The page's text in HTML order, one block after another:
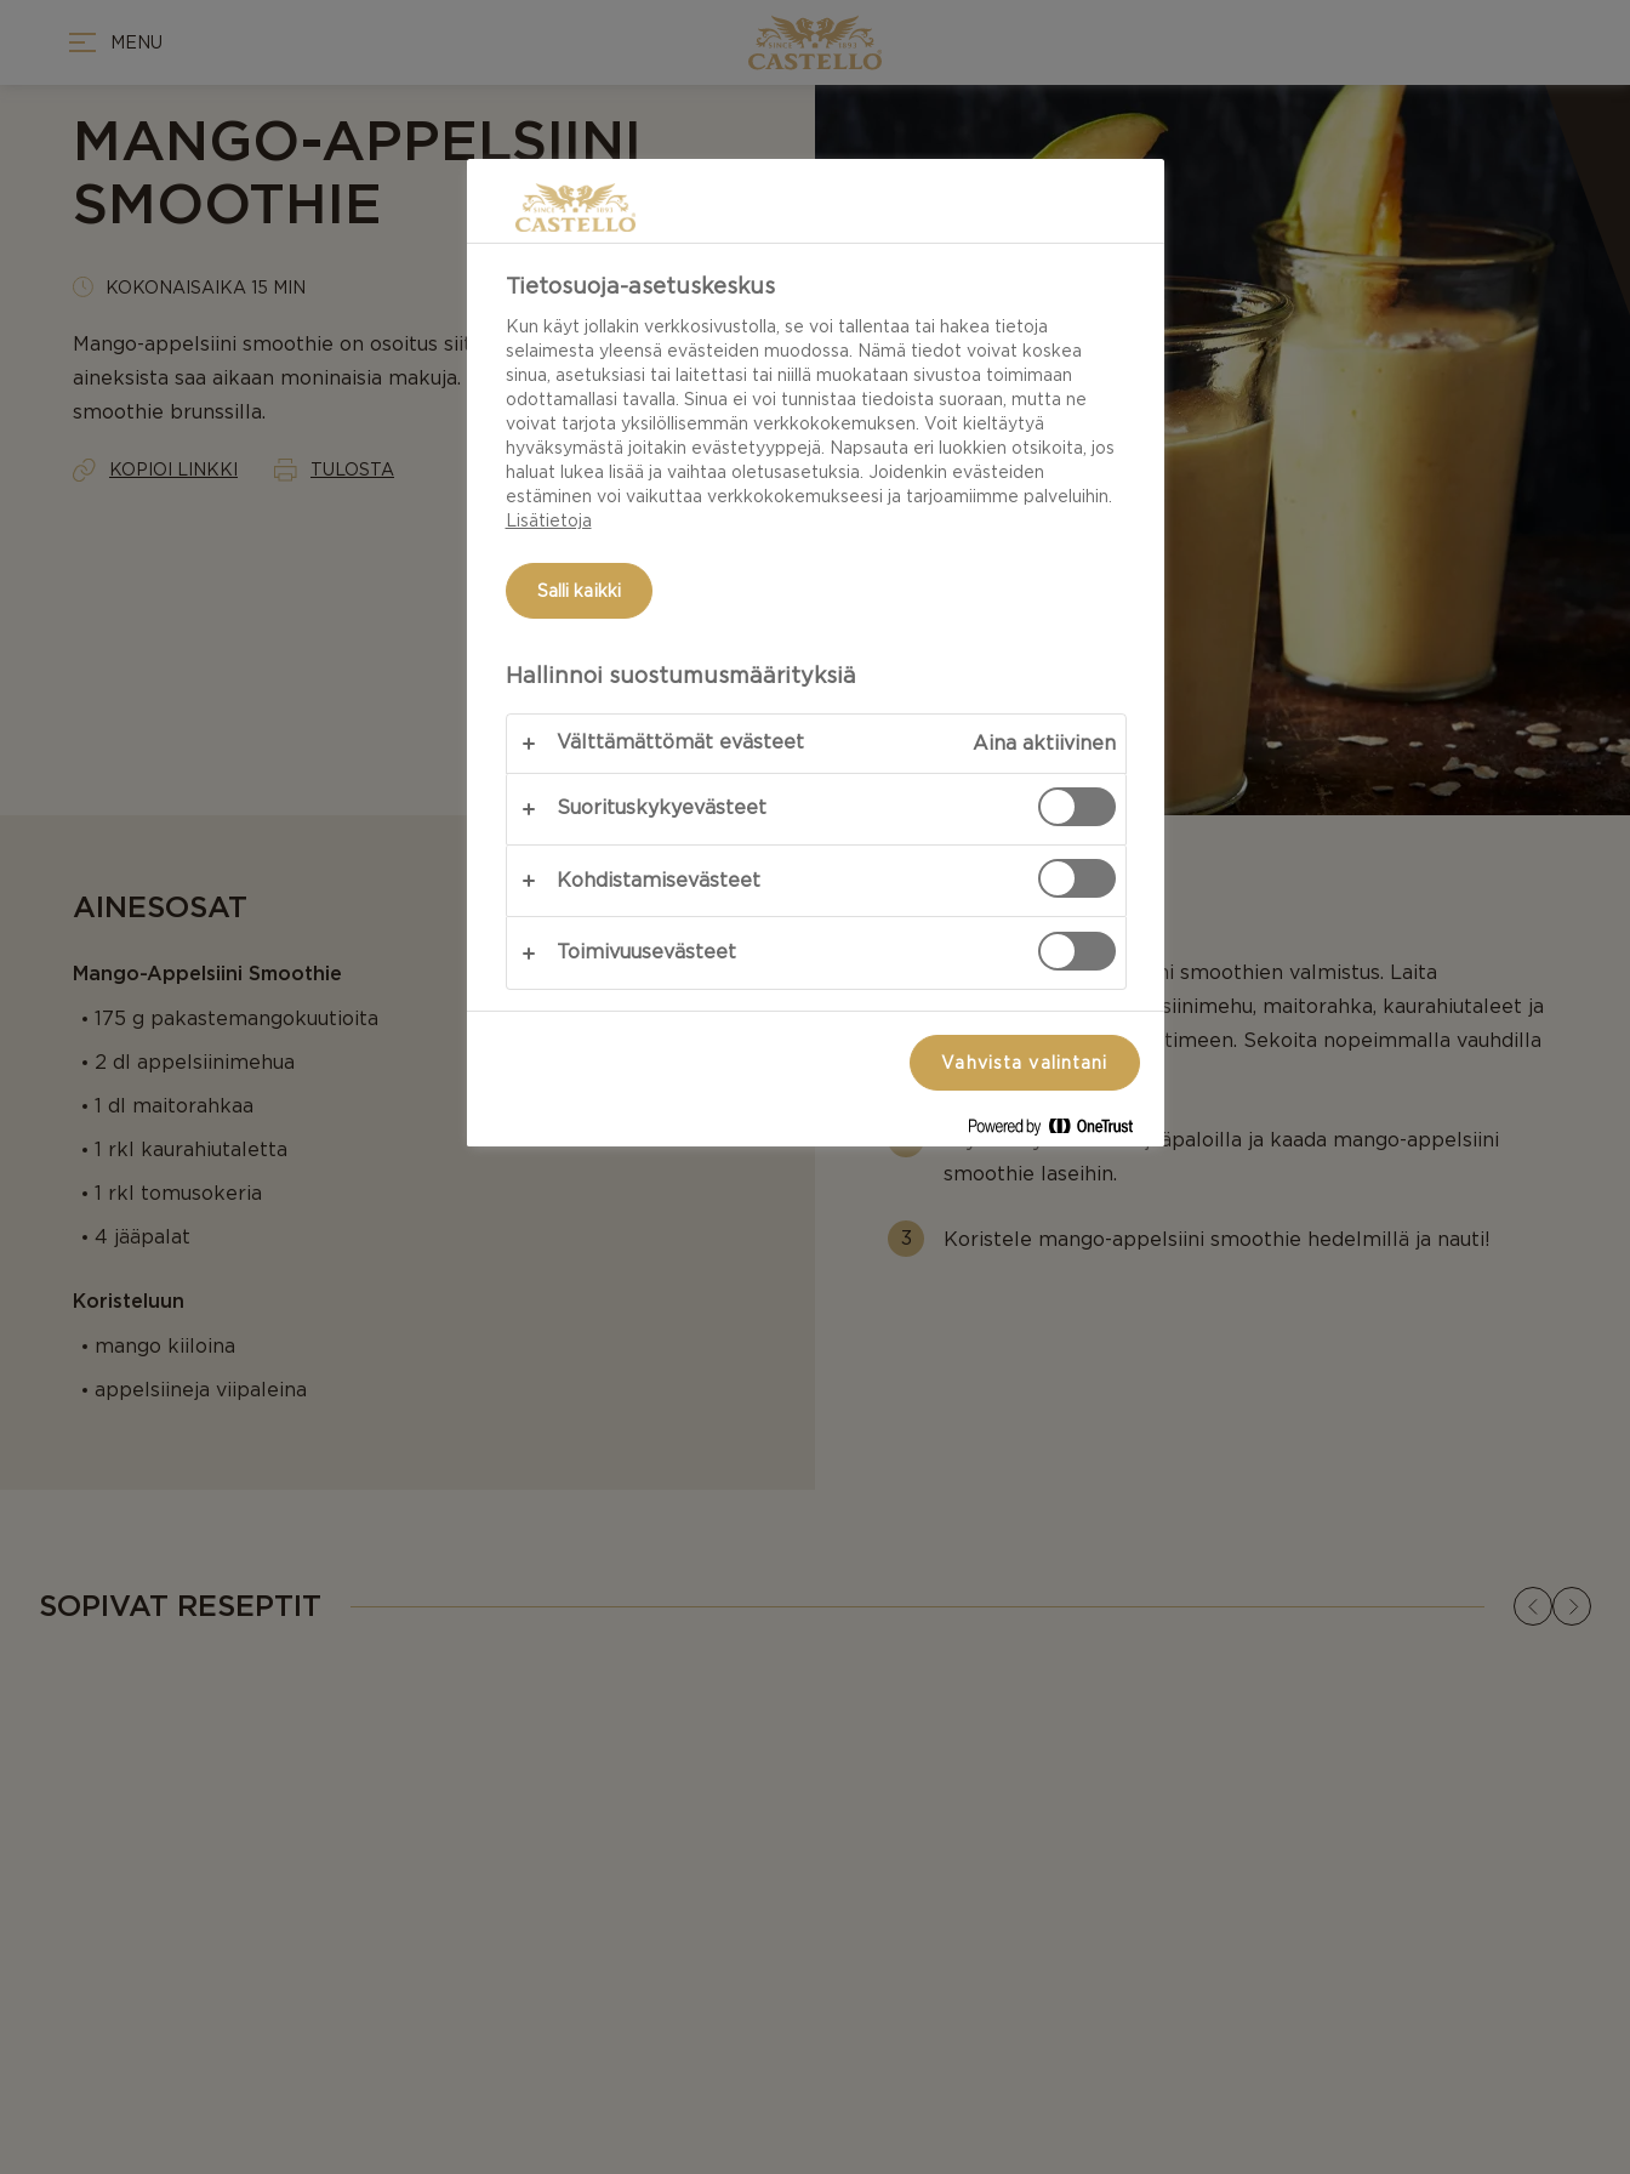
MENU
MANGO-APPELSIINI
SMOOTHIE
KOKONAISAIKA 15 MIN
Mango-appelsiini smoothie on osoitus siitä, kuinka yksinkertaisista
aineksista saa aikaan moninaisia makuja. Nauti mango-appelsiini
smoothie brunssilla.
KOPIOI LINKKI TULOSTA
AINESOSAT
Mango-Appelsiini Smoothie
175 g pakastemangokuutioita
2 dl appelsiinimehua
1 dl maitorahkaa
1 rkl kaurahiutaletta
1 rkl tomusokeria
4 jääpalat
Koristeluun
mango kiiloina
appelsiineja viipaleina
VALMISTUS
Aloita mango-appelsiini smoothien valmistus. Laita
pakastemangot, appelsiinimehu, maitorahka, kaurahiutaleet ja
tomusokeri tehosekoittimeen. Sekoita nopeimmalla vauhdilla
noin 45 sekuntia.
Täytä 2 kylmää lasia jääpaloilla ja kaada mango-appelsiini
smoothie laseihin.
Koristele mango-appelsiini smoothie hedelmillä ja nauti!
SOPIVAT RESEPTIT
Tietosuoja-asetuskeskus
Kun käyt jollakin verkkosivustolla, se voi tallentaa tai hakea tietoja
selaimesta yleensä evästeiden muodossa. Nämä tiedot voivat koskea
sinua, asetuksiasi tai laitettasi tai niillä muokataan sivustoa toimimaan
odottamallasi tavalla. Sinua ei voi tunnistaa tiedoista suoraan, mutta ne
voivat tarjota yksilöllisemmän verkkokokemuksen. Voit kieltäytyä
hyväksymästä joitakin evästetyyppejä. Napsauta eri luokkien otsikoita, jos
haluat lukea lisää ja vaihtaa oletusasetuksia. Joidenkin evästeiden
estäminen voi vaikuttaa verkkokokemukseesi ja tarjoamiimme palveluihin.
Lisätietoja
Salli kaikki
Hallinnoi suostumusmäärityksiä
Välttämättömät evästeet Aina aktiivinen
Suorituskykyevästeet
Kohdistamisevästeet
Toimivuusevästeet
Vahvista valintani